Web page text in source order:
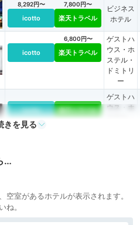
8,292円〜
icotto
7,800円〜
楽天トラベル
ビジネス
ホテル
icotto
6,800円〜
楽天トラベル
ゲストハ
ウス・ホ
ステル・
ドミトリ
ー
icotto 楽天トラベル
ゲストハ
ウス・ホ
icotto 旅館
きを見る
…
室があるホテルが表示されます。
ね。